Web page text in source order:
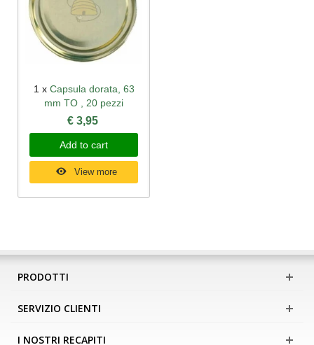
1 x Capsula dorata, 63
mm TO , 20 pezzi
€ 3,95
Add to cart
View more
PRODOTTI
SERVIZIO CLIENTI
I NOSTRI RECAPITI